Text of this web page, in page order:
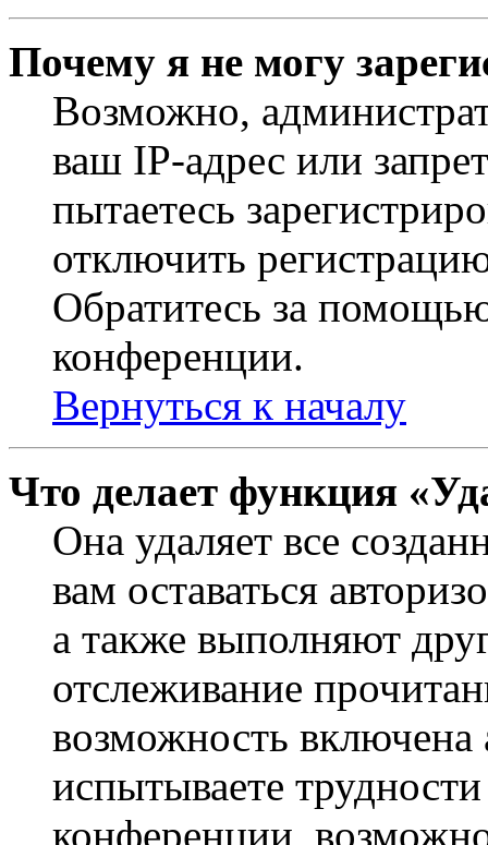
Почему я не могу
Возможно,
ваш IP-адрес или
пытаетесь
отключить
Обратитесь за
конференции.
Вернуться к началу
Что делает функция
Она удаляет все
вам оставаться
а также выполняют
отслеживание
возможность
испытываете
конференции,